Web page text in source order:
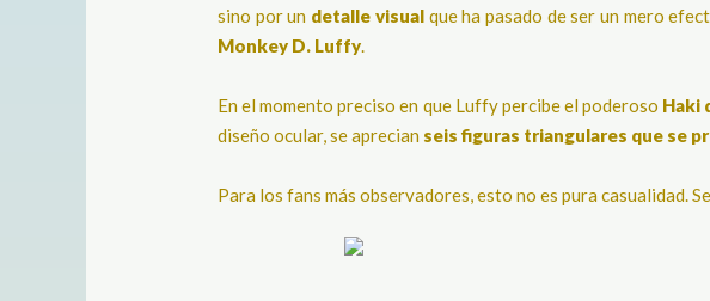
sino por un detalle visualque ha pasado de ser un mero
Monkey D. Luffy.
​En el momento preciso en que Luffy percibe el poderoso Haki
diseño ocular, se aprecian seis figuras triangulares que se
Para los fans más observadores, esto no es pura casualidad.